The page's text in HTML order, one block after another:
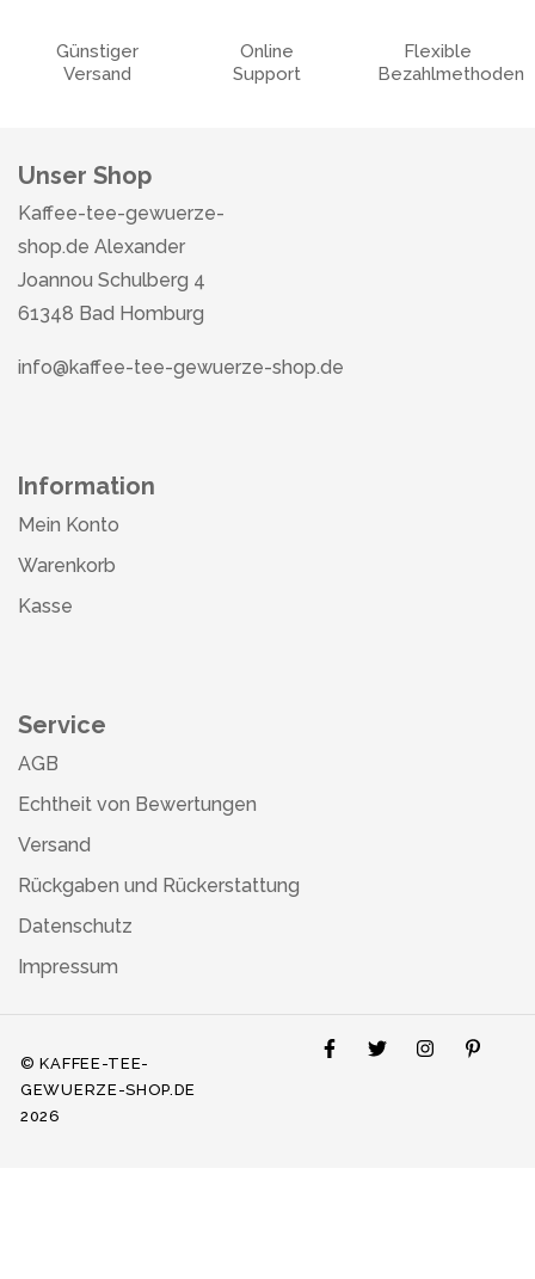
Günstiger
Versand
Online
Support
Flexible
Bezahlmethoden
Unser Shop
Kaffee-tee-gewuerze-
shop.de Alexander
Joannou Schulberg 4
61348 Bad Homburg
info@kaffee-tee-gewuerze-shop.de
Information
Mein Konto
Warenkorb
Kasse
Service
AGB
Echtheit von Bewertungen
Versand
Rückgaben und Rückerstattung
Datenschutz
Impressum
© KAFFEE-TEE-
GEWUERZE-SHOP.DE
2026